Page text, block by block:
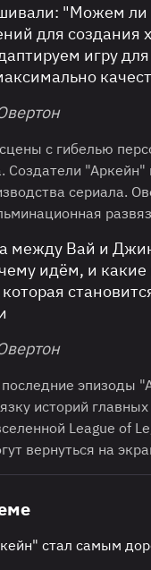
"Можем ли
для создания
игру
с гибелью
Создатели
сериала.
между Вай и
идём, и
эпизоды
историй
League of
вернуться на
стал самым